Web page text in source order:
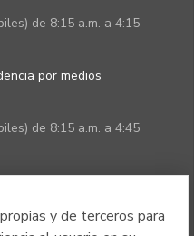
y de terceros para
de 8:15 a.m. a 4:15
por medios
de 8:15 a.m. a 4:45